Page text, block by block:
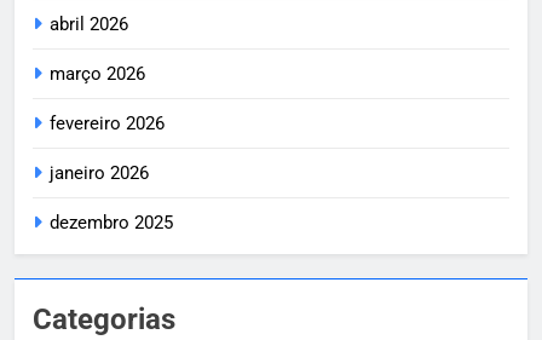
abril 2026
março 2026
fevereiro 2026
janeiro 2026
dezembro 2025
Categorias